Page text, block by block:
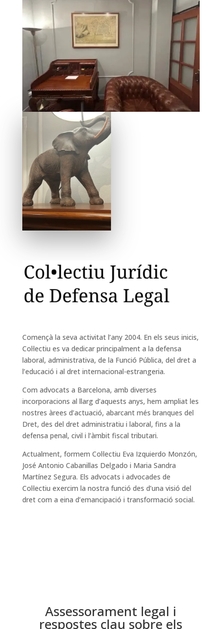
Començà la seva activitat l’any 2004. En els seus inicis,
Col·lectiu es va dedicar principalment a la defensa
laboral, administrativa, de la Funció Pública, del dret a
l’educació i al dret internacional-estrangeria.
Com advocats a Barcelona, ​​amb diverses
incorporacions al llarg d’aquests anys, hem ampliat les
nostres àrees d’actuació, abarcant més branques del
Dret, des del dret administratiu i laboral, fins a la
defensa penal, civil i l’àmbit fiscal tributari.
Actualment, formem Col·lectiu Eva Izquierdo Monzón,
José Antonio Cabanillas Delgado i Maria Sandra
Martínez Segura. Els advocats i advocades de
Col·lectiu exercim la nostra funció des d’una visió del
dret com a eina d’emancipació i transformació social.
Assessorament legal i
respostes clau sobre els